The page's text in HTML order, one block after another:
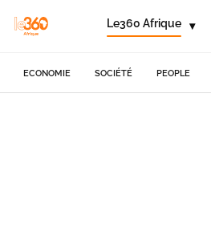
Le360 Afrique ▾
ECONOMIE SOCIÉTÉ PEOPLE